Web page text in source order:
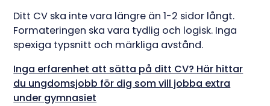
Ditt CV ska inte vara längre än 1-2 sidor långt.
Formateringen ska vara tydlig och logisk. Inga
spexiga typsnitt och märkliga avstånd.
Inga erfarenhet att sätta på ditt CV? Här hittar
du ungdomsjobb för dig som vill jobba extra
under gymnasiet